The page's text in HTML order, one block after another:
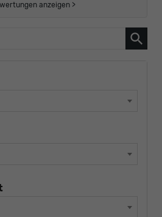
anzeigen >